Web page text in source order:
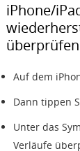
iPhone/
überprüfen
Auf dem
Dann tippen
Unter das
Verläufe